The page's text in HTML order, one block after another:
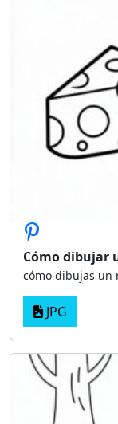
Cómo dibujar
cómo dibujas un
JPG